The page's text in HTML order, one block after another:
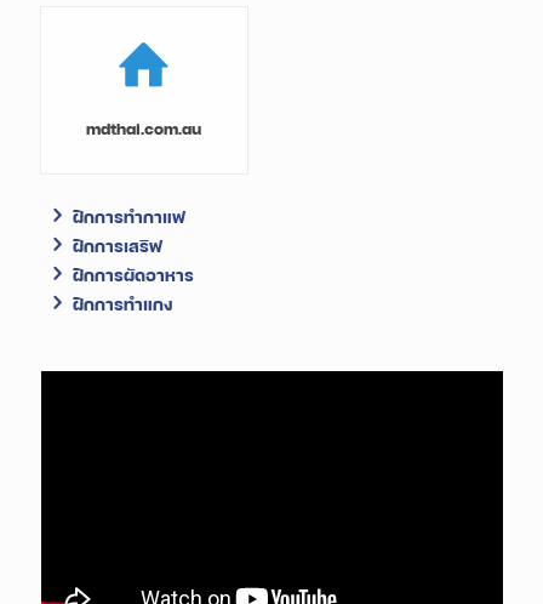
mdthai.com.au
ฝึกการทำกาแฟ
ฝึกการเสริฟ
ฝึกการผัดอาหาร
ฝึกการทำแกง